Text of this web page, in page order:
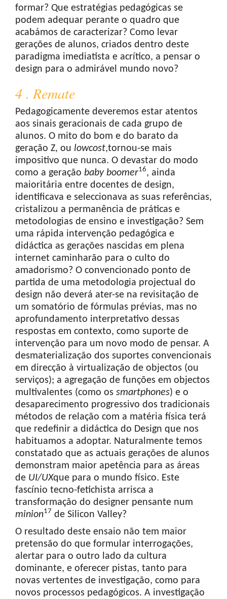
formar? Que estratégias pedagógicas se
podem adequar perante o quadro que
acabámos de caracterizar? Como levar
gerações de alunos, criados dentro deste
paradigma imediatista e acrítico, a pensar o
design para o admirável mundo novo?
4 . Remate
Pedagogicamente deveremos estar atentos
aos sinais geracionais de cada grupo de
alunos. O mito do bom e do barato da
geração Z, ou lowcost,tornou-se mais
impositivo que nunca. O devastar do modo
como a geração baby boomer16, ainda
maioritária entre docentes de design,
identificava e seleccionava as suas referências,
cristalizou a permanência de práticas e
metodologias de ensino e investigação? Sem
uma rápida intervenção pedagógica e
didáctica as gerações nascidas em plena
internet caminharão para o culto do
amadorismo? O convencionado ponto de
partida de uma metodologia projectual do
design não deverá ater-se na revisitação de
um somatório de fórmulas prévias, mas no
aprofundamento interpretativo dessas
respostas em contexto, como suporte de
intervenção para um novo modo de pensar. A
desmaterialização dos suportes convencionais
em direcção à virtualização de objectos (ou
serviços); a agregação de funções em objectos
multivalentes (como os smartphones) e o
desaparecimento progressivo dos tradicionais
métodos de relação com a matéria física terá
que redefinir a didáctica do Design que nos
habituamos a adoptar. Naturalmente temos
constatado que as actuais gerações de alunos
demonstram maior apetência para as áreas
de UI/UXque para o mundo físico. Este
fascínio tecno-fetichista arrisca a
transformação do designer pensante num
minion17 de Silicon Valley?
O resultado deste ensaio não tem maior
pretensão do que formular interrogações,
alertar para o outro lado da cultura
dominante, e oferecer pistas, tanto para
novas vertentes de investigação, como para
novos processos pedagógicos. A investigação